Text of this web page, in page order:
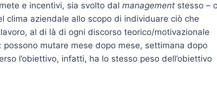
e incentivi, sia svolto dal management stesso –
clima aziendale allo scopo di individuare ciò che
al di là di ogni discorso teorico/motivazionale
mutare mese dopo mese, settimana dopo
l’obiettivo, infatti, ha lo stesso peso dell’obiettivo